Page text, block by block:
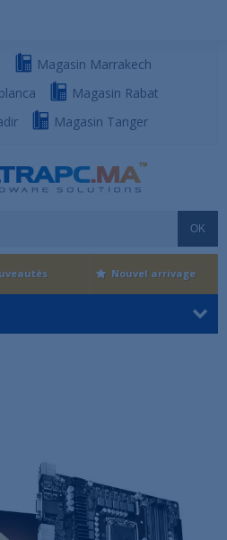
Magasin Marrakech
Magasin Rabat
Magasin Tanger
OK
Nouvel arrivage